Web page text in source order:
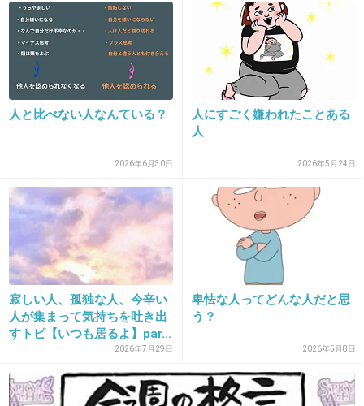
27. 匿名 2015/10/31(土) 16:41:38
まさに
みたいな、一重だけど小さすぎで
はない顔の知り合いがイギリスに行ったらめっ
ちゃモテモテでしたよｗ
彼女は鼻が低いけど細くてこじんまりしてて口
元も歯が綺麗だったからっていうバランスもあ
ったんでしょうけども。
ハンサムな男性達が彼女を取り囲んでる姿はそ
れはちょびっと羨ましいですねｗ
28. 匿名2015/10/31(土) 16:41:39
こういうところで○○みたいな一重なら
って出る芸能人も
人と比べない人なんている？
2026年6月30日
人にすごく嫌われたことある
人
2026年5月24日
寂しい人、孤独な人、今辛い
人が集まって気持ちを吐き出
すトピ【いつも居るよ】par...
2026年7月29日
卑怯な人ってどんな人だと思
う？
2026年5月8日